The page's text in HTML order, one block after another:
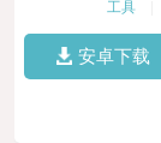
工具
安卓下载